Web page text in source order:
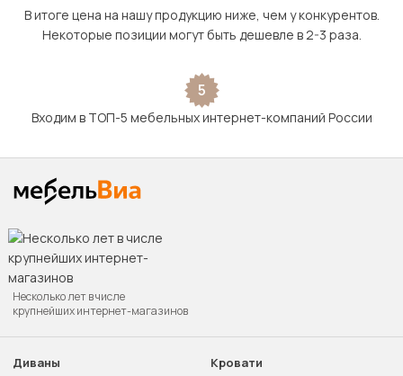
В итоге цена на нашу продукцию ниже, чем у конкурентов.
Некоторые позиции могут быть дешевле в 2-3 раза.
5
Входим в ТОП-5 мебельных интернет-компаний России
Несколько лет в числе
крупнейших интернет-магазинов
Диваны
Кровати